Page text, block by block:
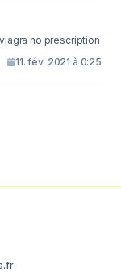
no prescription
11. fév. 2021 à 0:25